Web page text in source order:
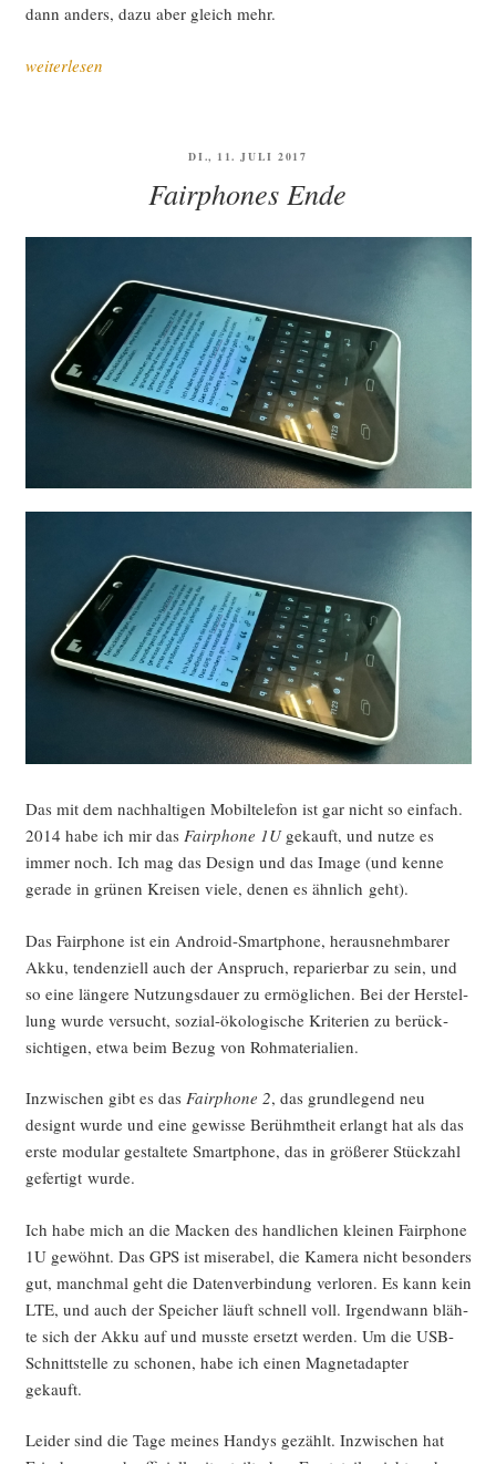
dann anders, dazu aber gleich mehr.
„Der
weiterlesen
VERÖFFENTLICHT
DI., 11. JULI 2017
Fairphones Ende
Das mit dem nach­hal­ti­gen Mobil­te­le­fon ist gar nicht so ein­fach.
2014 habe ich mir das Fair­pho­ne 1Ugekauft, und nut­ze es
immer noch. Ich mag das Design und das Image (und ken­ne
gera­de in grü­nen Krei­sen vie­le, denen es ähn­lich geht).
Das Fair­pho­ne ist ein Android-Smart­phone, her­aus­nehm­ba­rer
Akku, ten­den­zi­ell auch der Anspruch, repa­rier­bar zu sein, und
so eine län­ge­re Nut­zungs­dau­er zu ermög­li­chen. Bei der Her­stel­
lung wur­de ver­sucht, sozi­al-öko­lo­gi­sche Kri­te­ri­en zu berück­
sich­ti­gen, etwa beim Bezug von Rohmaterialien.
Inzwi­schen gibt es das Fair­pho­ne 2, das grund­le­gend neu
designt wur­de und eine gewis­se Berühmt­heit erlangt hat als das
ers­te modu­lar gestal­te­te Smart­phone, das in grö­ße­rer Stück­zahl
gefer­tigt wurde.
Ich habe mich an die Macken des hand­li­chen klei­nen Fair­pho­ne
1U gewöhnt. Das GPS ist mise­ra­bel, die Kame­ra nicht beson­ders
gut, manch­mal geht die Daten­ver­bin­dung ver­lo­ren. Es kann kein
LTE, und auch der Spei­cher läuft schnell voll. Irgend­wann bläh­
te sich der Akku auf und muss­te ersetzt wer­den. Um die USB-
Schnitt­stel­le zu scho­nen, habe ich einen Magnet­ad­ap­ter
gekauft.
Lei­der sind die Tage mei­nes Han­dys gezählt. Inzwi­schen hat